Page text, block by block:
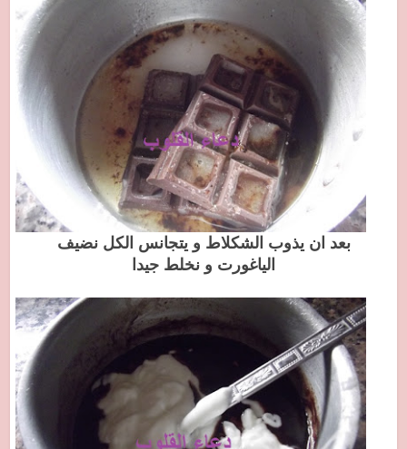
بعد ان يذوب الشكلاط و يتجانس الكل نضيف
الياغورت و نخلط جيدا